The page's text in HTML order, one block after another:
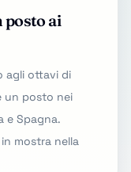
posto ai
agli ottavi di
un posto nei
e Spagna.
mostra nella